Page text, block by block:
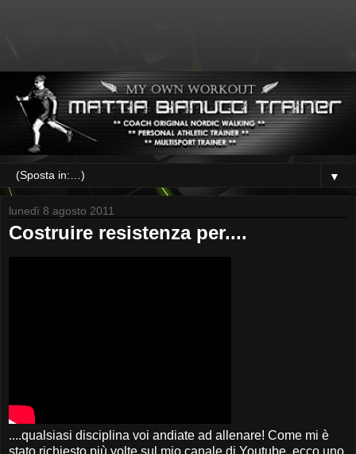
▼
lunedì 8 agosto 2011
Costruire resistenza per....
....qualsiasi disciplina voi andiate ad allenare! Come mi è
stato richiesto più volte sul mio canale di Youtube, ecco uno